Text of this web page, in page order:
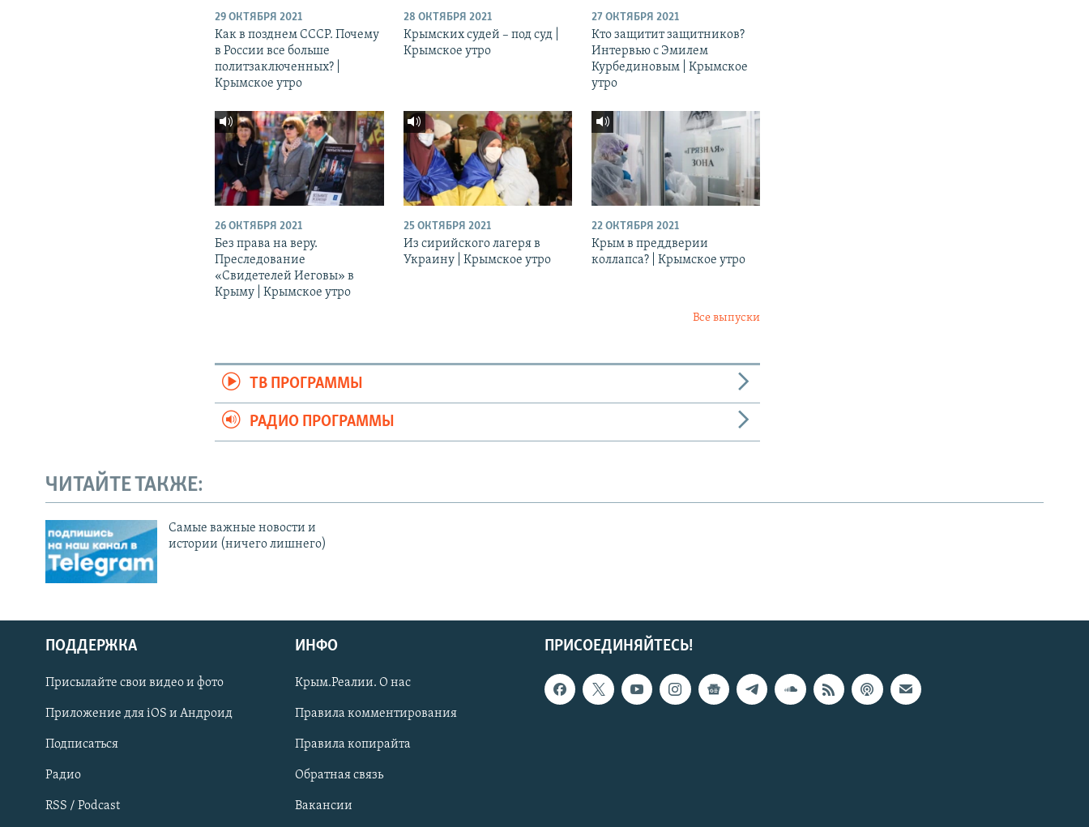
Українською
Qırımtatar
ПРИСОЕДИНЯЙТЕСЬ!
29 ОКТЯБРЯ 2021
Как в позднем СССР. Почему
в России все больше
политзаключенных? |
Крымское утро
28 ОКТЯБРЯ 2021
Крымских судей – под суд |
Крымское утро
27 ОКТЯБРЯ 2021
Кто защитит защитников?
Интервью с Эмилем
Курбединовым | Крымское
утро
26 ОКТЯБРЯ 2021
Без права на веру.
Преследование
«Свидетелей Иеговы» в
Крыму | Крымское утро
25 ОКТЯБРЯ 2021
Из сирийского лагеря в
Украину | Крымское утро
22 ОКТЯБРЯ 2021
Крым в преддверии
коллапса? | Крымское утро
Все выпуски
ТВ ПРОГРАММЫ
РАДИО ПРОГРАММЫ
ЧИТАЙТЕ ТАКЖЕ:
Cамые важные новости и
истории (ничего лишнего)
ПРИСОЕДИНЯЙТЕСЬ!
ПОДДЕРЖКА
Присылайте свои видео и фото
Приложение для iOS и Андроид
Подписаться
Радио
RSS / Podcast
ИНФО
Крым.Реалии. О нас
Правила комментирования
Правила копирайта
Обратная связь
Вакансии